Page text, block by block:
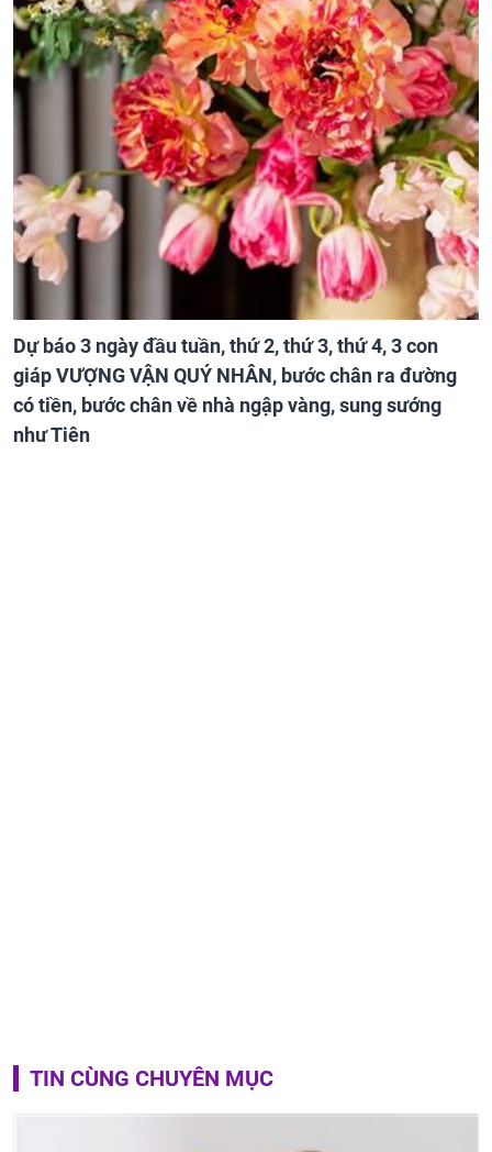
Dự báo 3 ngày đầu tuần, thứ 2, thứ 3, thứ 4, 3 con
giáp VƯỢNG VẬN QUÝ NHÂN, bước chân ra đường
có tiền, bước chân về nhà ngập vàng, sung sướng
như Tiên
TIN CÙNG CHUYÊN MỤC